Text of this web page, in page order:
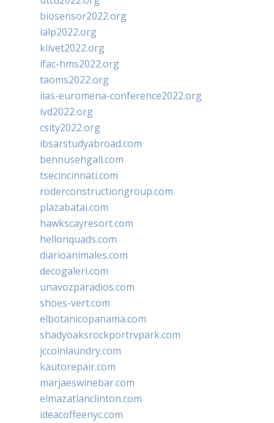
biosensor2022.org
ialp2022.org
klivet2022.org
ifac-hms2022.org
taoms2022.org
iias-euromena-conference2022.org
ivd2022.org
csity2022.org
ibsarstudyabroad.com
bennusehgall.com
tsecincinnati.com
roderconstructiongroup.com
plazabatai.com
hawkscayresort.com
hellonquads.com
diarioanimales.com
decogaleri.com
unavozparadios.com
shoes-vert.com
elbotanicopanama.com
shadyoaksrockportrvpark.com
jccoinlaundry.com
kautorepair.com
marjaeswinebar.com
elmazatlanclinton.com
ideacoffeenyc.com